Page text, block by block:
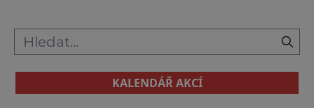
KALENDÁŘ AKCÍ